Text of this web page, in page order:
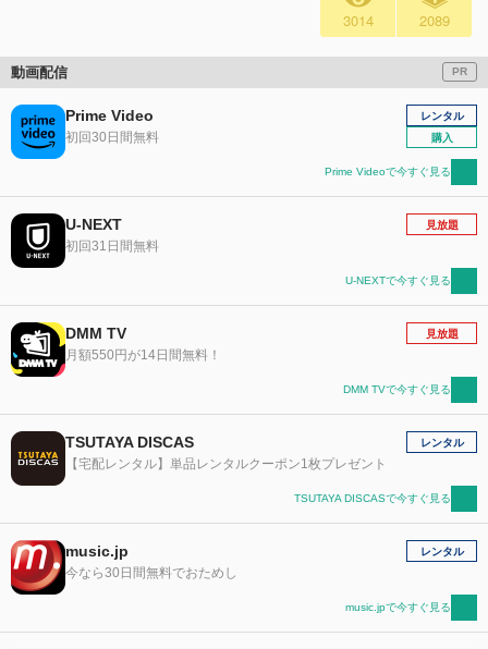
3014 2089
動画配信 PR
Prime Video
初回30日間無料
レンタル
購入
Prime Videoで今すぐ見る
U-NEXT
初回31日間無料
見放題
U-NEXTで今すぐ見る
DMM TV
月額550円が14日間無料！
見放題
DMM TVで今すぐ見る
TSUTAYA DISCAS
【宅配レンタル】単品レンタルクーポン1枚プレゼント
レンタル
TSUTAYA DISCASで今すぐ見る
music.jp
今なら30日間無料でおためし
レンタル
music.jpで今すぐ見る